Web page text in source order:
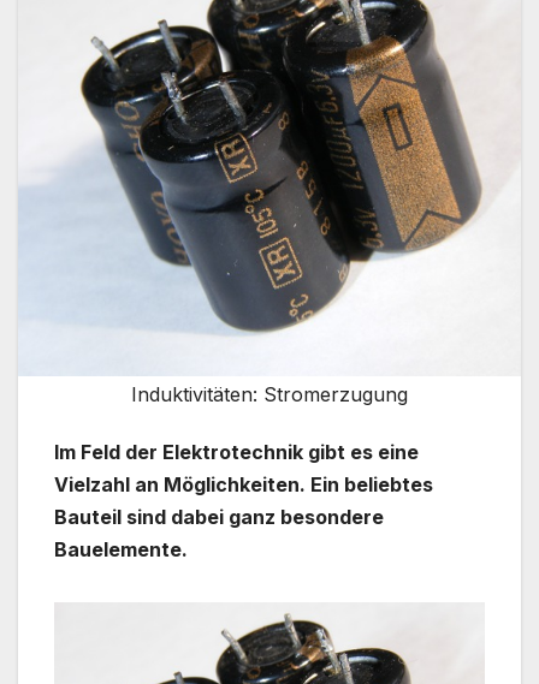
Induktivitäten: Stromerzugung
Im Feld der Elektrotechnik gibt es eine
Vielzahl an Möglichkeiten. Ein beliebtes
Bauteil sind dabei ganz besondere
Bauelemente.